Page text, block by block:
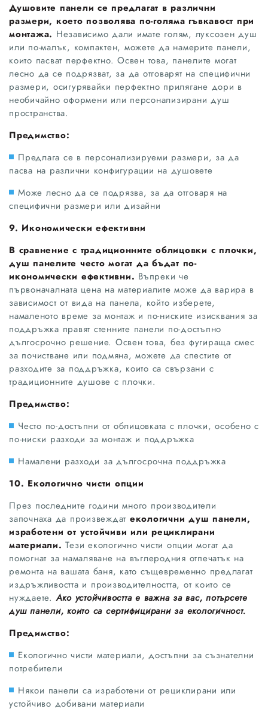
Душовите панели се предлагат в различни
размери, което позволява по-голяма гъвкавост при
монтажа. Независимо дали имате голям, луксозен душ
или по-малък, компактен, можете да намерите панели,
които пасват перфектно. Освен това, панелите могат
лесно да се подрязват, за да отговарят на специфични
размери, осигурявайки перфектно прилягане дори в
необичайно оформени или персонализирани душ
пространства.
Предимство:
Предлага се в персонализируеми размери, за да
пасва на различни конфигурации на душовете
Може лесно да се подрязва, за да отговаря на
специфични размери или дизайни
9. Икономически ефективни
В сравнение с традиционните облицовки с плочки,
душ панелите често могат да бъдат по-
икономически ефективни. Въпреки че
първоначалната цена на материалите може да варира в
зависимост от вида на панела, който изберете,
намаленото време за монтаж и по-ниските изисквания за
поддръжка правят стенните панели по-достъпно
дългосрочно решение. Освен това, без фугираща смес
за почистване или подмяна, можете да спестите от
разходите за поддръжка, които са свързани с
традиционните душове с плочки.
Предимство:
Често по-достъпни от облицовката с плочки, особено с
по-ниски разходи за монтаж и поддръжка
Намалени разходи за дългосрочна поддръжка
10. Екологично чисти опции
През последните години много производители
започнаха да произвеждат екологични душ панели,
изработени от устойчиви или рециклирани
материали. Тези екологично чисти опции могат да
помогнат за намаляване на въглеродния отпечатък на
ремонта на вашата баня, като същевременно предлагат
издръжливостта и производителността, от които се
нуждаете. Ако устойчивостта е важна за вас, потърсете
душ панели, които са сертифицирани за екологичност.
Предимство:
Екологично чисти материали, достъпни за съзнателни
потребители
Някои панели са изработени от рециклирани или
устойчиво добивани материали